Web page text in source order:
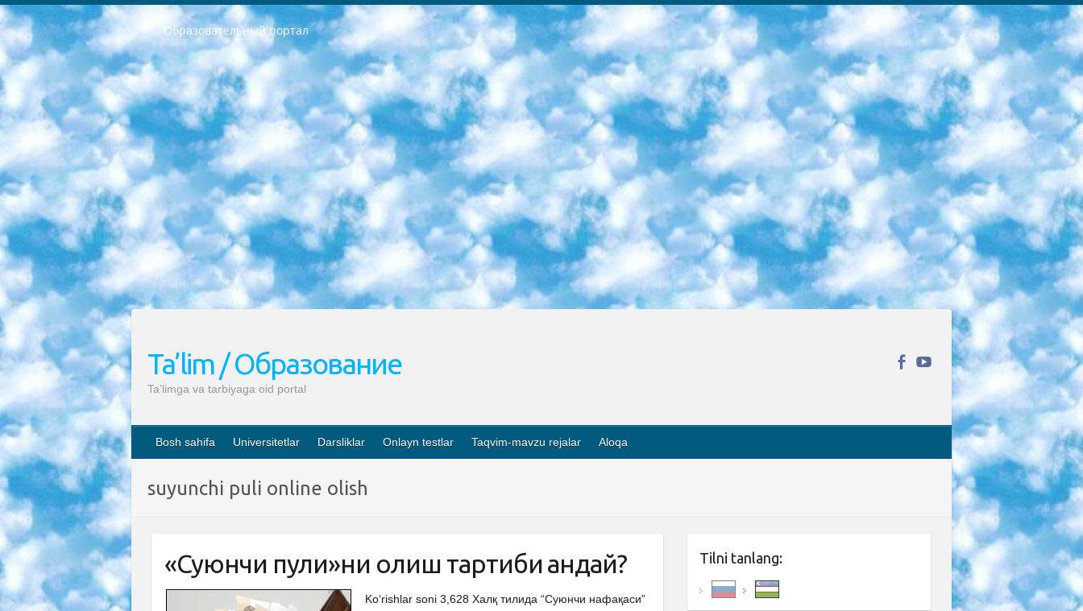
Образовательный портал
РЕСПУБЛИКА УЗБЕКИСТАН МИНИСТРЕРСТВО ДОШКОЛЬНОГО И ШКОЛЬНОГО ОБРАЗОВАНИЯ КОМАНДА в общеобразовательных учреждениях в 2023-2024 учебном году организация и проведение итоговой государственной аттестации обучающихся о Министра дошкольного и школьного образования Республики Узбекистан от 4 марта 2008 года (постановлением Минюста от 20 марта 2008 года № 1778 государственной регистрации) «Итоговое состояние учащихся общего среднего образования на основании положения об утверждении положения об аттестации общего среднего образования выпускной экзамен студентов в образовательных учреждениях в 2023-2024 учебном году В целях организации и прохождения аттестации приказываю: 1. Следующее: перечень предметов, по которым будет проводиться итоговая государственная аттестация и экзамен формы перевода согласно приложению 1; сертификаты международного образца, оценивающие уровень владения иностранными языками перечень согласно приложению 2; 2. Педагогический при специализированных образовательных учреждениях. научно-практический центр квалификации и международной оценки (Д.Давидова) 2024 г. До 25 марта: задания по предметам, по которым будет проводиться итоговая аттестация разработка и утверждение технических условий; итоговая аттестация на основании разработанного предметного задания разработка вопросов по предметам (устно и письменно), экзамен передача; общеобразовательные средние школы и специальные учебные заведения учащиеся выпускных классов школ и интернатов в агентской системе подготовка базы данных экзаменационных материалов и критериев оценки; перевод базы экзаменационных материалов на все языки обучения подать в Республиканский образовательный центр для изготовления; варианты экзаменов на основе разработанных контрольных материалов пусть будут поставлены задачи формирования. 3. Республиканский образовательный центр (Ш.Худайкулов) до 5 апреля 2024 года. до: база данных предоставленных экзаменационных материалов на все языки обучения перевод и экспертиза; для слепых, слабовидящих, глухих, слабослышащих и умственно отсталых детей учащиеся выпускных классов специализированных школ и школ-интернатов база данных экзаменационных материалов на всех преподаваемых языках подготовка критериев оценки; специализированные школы для умственно отсталых детей и технологии для учащихся выпускных классов школ-интернатов разработка соответствующих рекомендаций и критериев проведения ЕГЭ по естествознанию давать задания. 4. Педагогический при специализированных образовательных учреждениях. Научно-практический центр навыков и международной оценки (Д.Давидова), Республика образовательный центр (Худайкулов Ш.) итоговый государственный аттестационный экзамен ориентирован на творческое и логическое мышление при подготовке базы материалов учитывать введение заданий. 5. Следует отметить, что: сертификат государственного образца о знании общеобразовательного предмета и как минимум национальный уровень B1 по предметам на иностранных языках, указанным в Приложении 2. или международно признанный сертификат эквивалентного уровня студенты, изучающие определенный предмет, освобождаются от экзамена; по соответствующим предметам запланирована итоговая государственная аттестация за день до дня, путем жеребьевки Рабочей группой (в письменной форме по предметам, проводимым в форме) из числа сформированных вариантов выбрано 2 варианта; 2 выбранных варианта экзамена анонсированы на официальном сайте министерства и все выпускники по всей стране на основе этих вариантов проводит итоговую государственную аттестацию. 6. Государственное образование учащихся средних общеобразовательных учреждений. знания в соответствии с квалификационными требованиями, которые необходимо приобрести на основании стандартов итоговый (выпускной) контроль для 9 и 11 классов в целях тестирования Экзамены (далее – экзамены) состоят из предметов, перечисленных в приложении 1. будет сделано. 7. Экзамены пройдут с 26 мая по 15 июня 2024 г. (кроме науки физического воспитания). 8. Физическая для учащихся 9 классов общесредних образовательных учреждений. Экзамены по предмету «Образование, квалификация медицина» 1-6 мая 2024 года. сотрудники перевести под присмотр (с отклонениями в физическом или умственном развитии) специализированная школа для детей, школы-интернаты и со сколиозом школы-интернаты санаторного типа для больных детей исключены). 9. Он был слепым, слабовидящим и имел нарушения опорно-двигательного аппарата. экзамены в специализированных школах и интернатах для детей должны проводиться исходя из требований, предъявляемых к общеобразовательным учреждениям (физкультура кроме науки). 10. Специализированная школа для глухих и слабослышащих детей. и экзамены в интернатах и быть реализован в виде письменного теста по математике. 11. Специальность для умственно отсталых детей. Для 9 класса Родной язык и литературное письмо Государственный язык (язык обучения – узбекский). для неклассов) написано Математическое письмо Письменная/устная история Узбекистана Физическое воспитание практично Итоговый контроль Для 11 класса Написание родного языка и литературы (эссе) Математическое письмо Узбекский язык (обучение на узбекском языке) не посещающее общее среднее образование для учреждений)/Образовательное учреждение выбор письменный и устный Иностранный язык письменный/устный Письменная/устная история Узбекистана *По выбору студента:  Химия  Физика  Основы государственного права  География 10 бесплатных образовательных ресурсов - Мы составили подборку онлайн-проектов с интерактивными упражнениями, видеолекциями и статьями. Они помогут вам обрести новые и освежить старые знания бесплатно. 1. «ИНТУИТ» Старейшая образовательная площадка Рунета. Здесь вы найдёте сотни текстовых и видеокурсов на десятки различных тем — от программирования до психологии. Многие курсы подготовлены российскими университетами и крупными международными компаниями вроде Intel и Microsoft. Самостоятельное обучение бесплатное, но желающие могут оплатить услуги персональных наставников. 2. «Смартия» знакомит с актуальными профессиями и подсказывает, как им обучаться. Выбрав заинтересовавшую вас специальность — SMM-специалист, фотограф, веб-дизайнер или другую, — увидите список необходимых для неё умений. Чтобы вы могли освоить их самостоятельно, для каждого умения площадка отображает подборку ссылок на учебные материалы. Хотя «Смартия» ориентируется на русскоязычную аудиторию, часть контента всё же доступна только на английском. 3. «Лекторий Физтеха» Проект Московского физико-технического института (Физтеха). С его помощью вы можете смотреть онлайн серии лекций, записанные на видео в этом вузе. В числе доступных предметов — физика, биология, химия, информационные технологии и другие. К некоторым лекциям администрация ресурса прилагает готовые конспекты, которые можно скачивать в PDF-формате. 4. ITMOcourses Онлайн-площадка Санкт-Петербургского национального исследовательского университета информационных технологий, механики и оптики (ИТМО). Ресурс предоставляет свободный доступ к курсам, разработанным в этом вузе. Каталог материалов разбит на четыре категории: «Оптические системы и технологии», «Приборостроение и робототехника», «Информационные технологии» и «Биотехнологии». Курсы состоят из видеолекций, интерактивных демонстраций и заданий. 5. «КиберЛенинка» Электронная научная библиотека открытого доступа. Каталог площадки регулярно обрастает текстами статей из различных научных изданий. Сгруппированные по журналам и рубрикам публикации можно читать онлайн или скачивать целиком в PDF-формате. Проект нацелен на популяризацию науки за счёт открытого доступа к качественной информации. 6. «ПостНаука» На этом ресурсе публикуют подборки видеолекций, составленные экспертами из разных отраслей и объединённые общими темами. Среди них, к примеру, есть серии «Биоинформатика и геномика», «Культура средневековой Скандинавии» и Cinema Studies о теории кино. Каждая подборка лекций — логически связанная история, рассказанная экспертом от первого лица. Кроме того, на сайте появляются научно-образовательные статьи и тесты на разные темы. 7. «Newочём» Команда проекта «Newочём» отбирает самые интересные тексты из англоязычных СМИ и переводит те из них, за которые голосуют участники сообщества «ВКонтакте». По большей части это научно-популярные статьи. Редакторы придумывают лишь заголовки, в остальном содержание переводов соответствует оригиналам. Полные тексты можно читать прямо в социальной сети. 8. InternetUrok Онлайн-база материалов по основным дисциплинам школьной программы. Информация на сайте структурирована по классам, предметам и темам (урокам). Каждый урок состоит из видеолекций и конспектов. Есть также интерактивные тренажёры и тесты для закрепления пройденного материала. Даже если вы давно окончили школу, возможность повторить программу старших классов всегда может пригодиться. 9. Edutainme Ещё один ресурс об образовании. В отличие от Newtonew, как мне кажется, Edutainme больше ориентируется на представителей индустрии: педагогов, предпринимателей, разработчиков образовательных проектов. Но и любой, кто просто стремится к саморазвитию, найдёт на сайте много полезного и интересного для себя. Например, информацию о новых курсах и образовательных сервисах. 10. Newtonew Онлайн-медиа об образовании и обучении в широком смысле. Авторы Newtonew пишут об инструментах, заведениях, тактиках и стратегиях, которые помогают учить других и получать новые знания самостоятельно. На этой площадке вы найдёте новости, обзоры, аналитические мат
Ta’lim / Образование
Ta’limga va tarbiyaga oid portal
Bosh sahifa Universitetlar Darsliklar Onlayn testlar Taqvim-mavzu rejalar Aloqa
suyunchi puli online olish
«Суюнчи пули»ни олиш тартиби қандай?
Ko‘rishlar soni 3,628 Халқ тилида “Суюнчи нафақаси”
Tilni tanlang: